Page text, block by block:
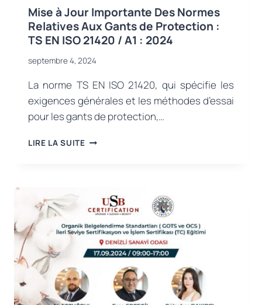
Mise à Jour Importante Des Normes
Relatives Aux Gants de Protection :
TS EN ISO 21420 / A1 : 2024
septembre 4, 2024
La norme TS EN ISO 21420, qui spécifie les
exigences générales et les méthodes d’essai
pour les gants de protection,…
LIRE LA SUITEMISE
NORMES
RELATIVES
AUX
GANTS
DE
:
TS
EN